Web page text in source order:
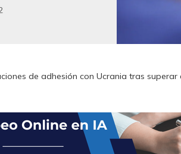
de adhesión con Ucrania tras